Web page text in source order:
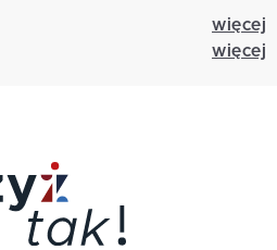
więcej
więcej